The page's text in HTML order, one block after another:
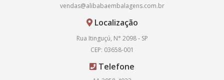
vendas@alibabaembalagens.com.br
Localização
Rua Itinguçú, N° 2098 - SP
CEP: 03658-001
Telefone